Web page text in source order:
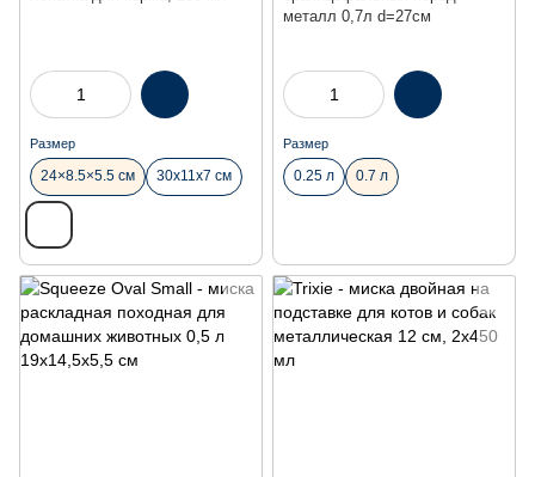
Размер
24×8.5×5.5 см 30x11x7 см
металл 0,7л d=27см
Размер
0.25 л 0.7 л